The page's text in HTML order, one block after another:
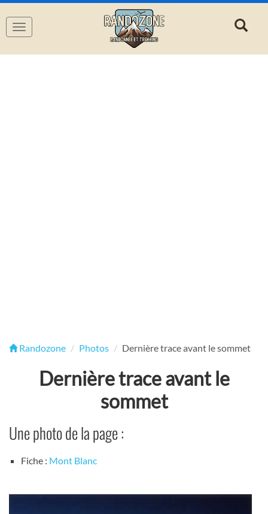
Navigation
Randozone Photos Dernière trace avant le sommet
Dernière trace avant le
sommet
Une photo de la page :
Fiche : Mont Blanc